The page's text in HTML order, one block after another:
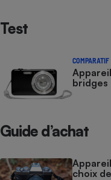
Test
COMPARATIF
bridges
Guide d’achat
choix